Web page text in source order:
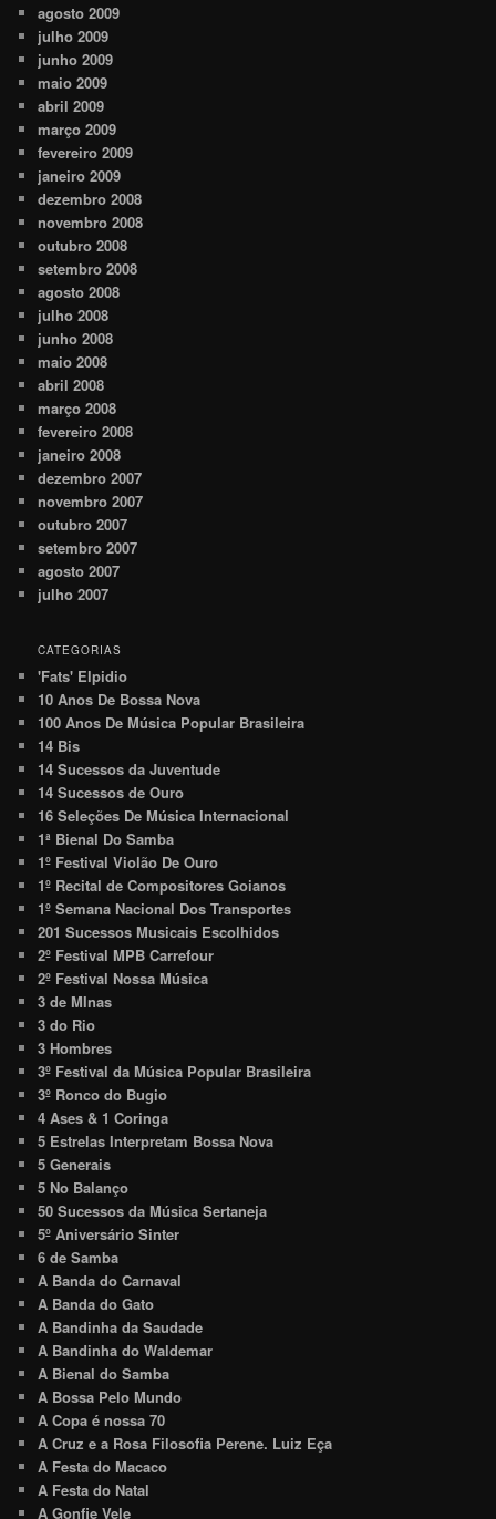
agosto 2009
julho 2009
junho 2009
maio 2009
abril 2009
março 2009
fevereiro 2009
janeiro 2009
dezembro 2008
novembro 2008
outubro 2008
setembro 2008
agosto 2008
julho 2008
junho 2008
maio 2008
abril 2008
março 2008
fevereiro 2008
janeiro 2008
dezembro 2007
novembro 2007
outubro 2007
setembro 2007
agosto 2007
julho 2007
CATEGORIAS
'Fats' Elpidio
10 Anos De Bossa Nova
100 Anos De Música Popular Brasileira
14 Bis
14 Sucessos da Juventude
14 Sucessos de Ouro
16 Seleções De Música Internacional
1ª Bienal Do Samba
1º Festival Violão De Ouro
1º Recital de Compositores Goianos
1º Semana Nacional Dos Transportes
201 Sucessos Musicais Escolhidos
2º Festival MPB Carrefour
2º Festival Nossa Música
3 de MInas
3 do Rio
3 Hombres
3º Festival da Música Popular Brasileira
3º Ronco do Bugio
4 Ases & 1 Coringa
5 Estrelas Interpretam Bossa Nova
5 Generais
5 No Balanço
50 Sucessos da Música Sertaneja
5º Aniversário Sinter
6 de Samba
A Banda do Carnaval
A Banda do Gato
A Bandinha da Saudade
A Bandinha do Waldemar
A Bienal do Samba
A Bossa Pelo Mundo
A Copa é nossa 70
A Cruz e a Rosa Filosofia Perene. Luiz Eça
A Festa do Macaco
A Festa do Natal
A Gonfie Vele